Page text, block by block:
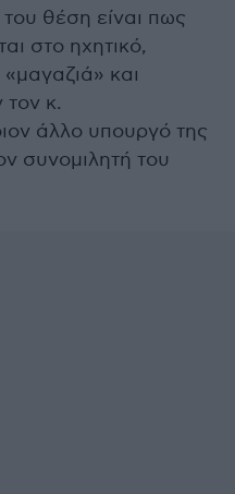
θέση είναι πως
στο ηχητικό,
και
κ.
άλλο υπουργό της
συνομιλητή του